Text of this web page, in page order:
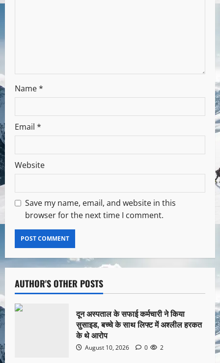
Name*
Email *
Website
Save my name, email, and website in this
browser for the next time I comment.
AUTHOR'S OTHER POSTS
दून अस्पताल के सफाई कर्मचारी ने किया
सुसाइड, बच्चे के साथ लिफ्ट में अश्लील हरकत
के थे आरोप
August 10, 2026 0 2